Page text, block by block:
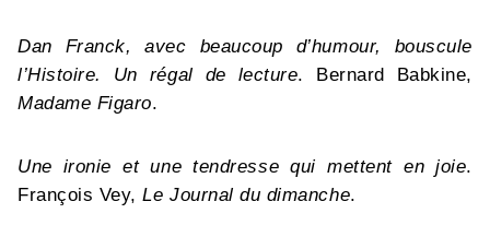
Dan Franck, avec beaucoup d’humour, bouscule
l’Histoire. Un régal de lecture. Bernard Babkine,
Madame Figaro.
Une ironie et une tendresse qui mettent en joie.
François Vey,Le Journal du dimanche.